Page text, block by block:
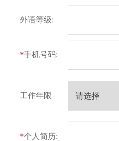
外语等级:
*手机号码:
工作年限
*个人简历: